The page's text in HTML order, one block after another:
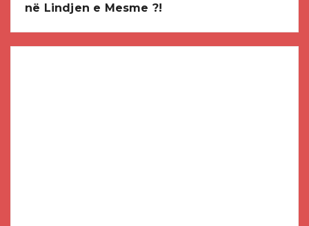
në Lindjen e Mesme ?!